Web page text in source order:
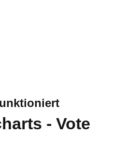
- Vote